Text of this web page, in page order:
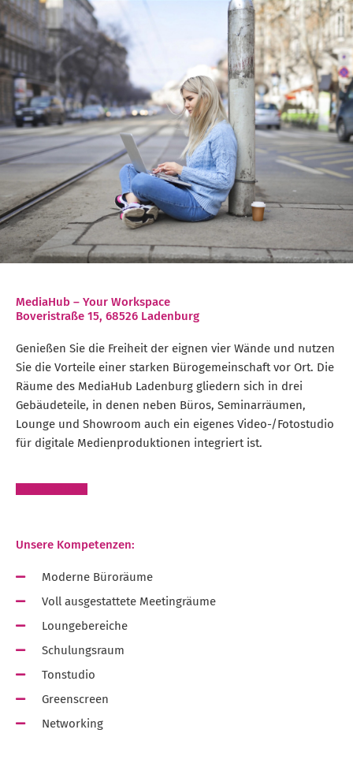
MediaHub – Your Workspace
Boveristraße 15, 68526 Ladenburg
Genießen Sie die Freiheit der eignen vier Wände und nutzen
Sie die Vorteile einer starken Bürogemeinschaft vor Ort. Die
Räume des MediaHub Ladenburg gliedern sich in drei
Gebäudeteile, in denen neben Büros, Seminarräumen,
Lounge und Showroom auch ein eigenes Video-/Fotostudio
für digitale Medienproduktionen integriert ist.
Unsere Kompetenzen:
Moderne Büroräume
Voll ausgestattete Meetingräume
Loungebereiche
Schulungsraum
Tonstudio
Greenscreen
Networking